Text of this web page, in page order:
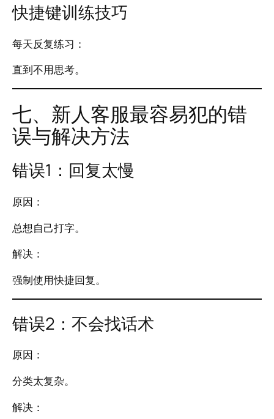
快捷键训练技巧
每天反复练习：
直到不用思考。
七、新人客服最容易犯的错
误与解决方法
错误1：回复太慢
原因：
总想自己打字。
解决：
强制使用快捷回复。
错误2：不会找话术
原因：
分类太复杂。
解决：